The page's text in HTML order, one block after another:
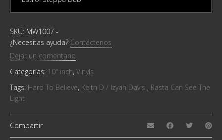
SKU: MW1007 -
¿Necesitas ayuda? Contáctenos
Dejar un comentario
Categorías: 10" inch, Vinyls
Tags: Hard To Believe, Keith D / Izyah Davis ‎ , Rasta Can See The
Light
Compartir